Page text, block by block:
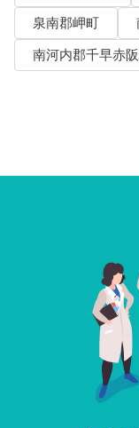
泉南郡岬町
南河内郡千早赤